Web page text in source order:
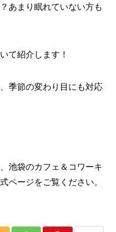
あまり眠れていない方も
て紹介します！
季節の変わり目にも対応
池袋のカフェ＆コワーキ
ページをご覧ください。